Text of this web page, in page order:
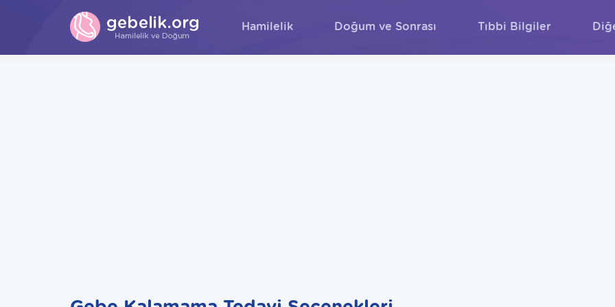
Hamilelik Doğum ve Sonrası Tıbbi Bilgiler